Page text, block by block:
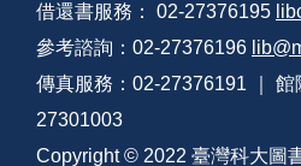
借還書服務： 02-27376195
參考諮詢：02-27376196
傳真服務：02-27376191 ｜
27301003
Copyright © 2022 臺灣科大圖